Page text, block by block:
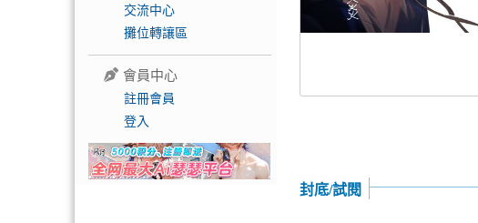
交流中心
攤位轉讓區
會員中心
註冊會員
登入
封底/試閱